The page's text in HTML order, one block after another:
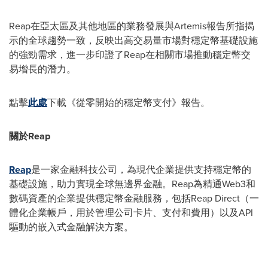
Reap在亞太區及其他地區的業務發展與Artemis報告所指揭
示的全球趨勢一致，反映出高交易量市場對穩定幣基礎設施
的強勁需求，進一步印證了Reap在相關市場推動穩定幣交
易增長的潛力。
點擊此處下載《從零開始的穩定幣支付》報告。
關於Reap
Reap是一家金融科技公司，為現代企業提供支持穩定幣的
基礎設施，助力實現全球無邊界金融。Reap為精通Web3和
數碼資產的企業提供穩定幣金融服務，包括Reap Direct（一
體化企業帳戶，用於管理公司卡片、支付和費用）以及API
驅動的嵌入式金融解決方案。